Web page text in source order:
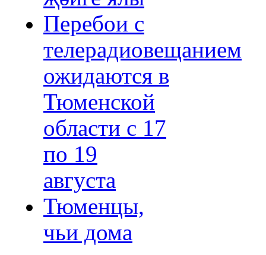
Перебои с
телерадиовещанием
ожидаются в
Тюменской
области с 17
по 19
августа
Тюменцы,
чьи дома